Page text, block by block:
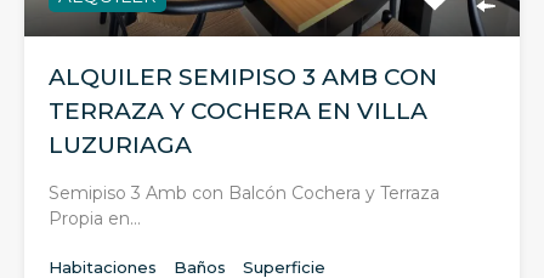
ALQUILER SEMIPISO 3 AMB CON
TERRAZA Y COCHERA EN VILLA
LUZURIAGA
Semipiso 3 Amb con Balcón Cochera y Terraza
Propia en…
Habitaciones
Baños
Superficie